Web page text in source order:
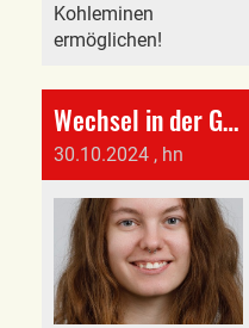
Kohleminen
ermöglichen!
Wechsel in der Gemeindekommission
30.10.2024 , hn